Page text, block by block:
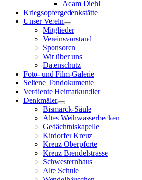
Adam Diehl
Kriegsopfergedenkstätte
Unser Verein
Mitglieder
Vereinsvorstand
Sponsoren
Wir über uns
Datenschutz
Foto- und Film-Galerie
Seltene Tondokumente
Verdiente Heimatkundler
Denkmäler
Bismarck-Säule
Altes Weihwasserbecken
Gedächtniskapelle
Kirdorfer Kreuz
Kreuz Oberpforte
Kreuz Brendelstrasse
Schwesternhaus
Alte Schule